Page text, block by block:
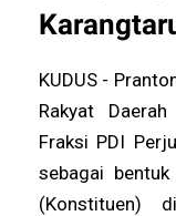
KUDUS -
Rakyat
Fraksi PDI
sebagai
(Konstituen)